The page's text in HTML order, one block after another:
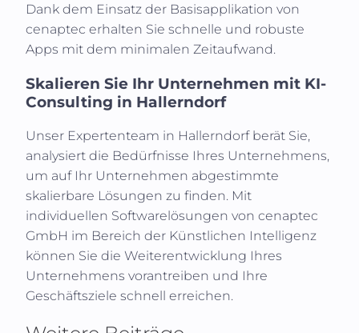
Dank dem Einsatz der Basisapplikation von
cenaptec erhalten Sie schnelle und robuste
Apps mit dem minimalen Zeitaufwand.
Skalieren Sie Ihr Unternehmen mit KI-
Consulting in Hallerndorf
Unser Expertenteam in Hallerndorfberät Sie,
analysiert die Bedürfnisse Ihres Unternehmens,
um auf Ihr Unternehmen abgestimmte
skalierbare Lösungen zu finden. Mit
individuellen Softwarelösungen von cenaptec
GmbH im Bereich der Künstlichen Intelligenz
können Sie die Weiterentwicklung Ihres
Unternehmens vorantreiben und Ihre
Geschäftsziele schnell erreichen.